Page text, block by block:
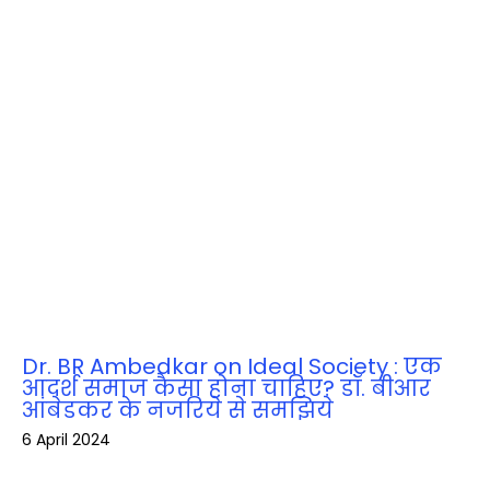
Dr. BR Ambedkar on Ideal Society : एक
आदर्श समाज कैसा होना चाहिए? डॉ. बीआर
आंबेडकर के नजरिये से समझिये
6 April 2024